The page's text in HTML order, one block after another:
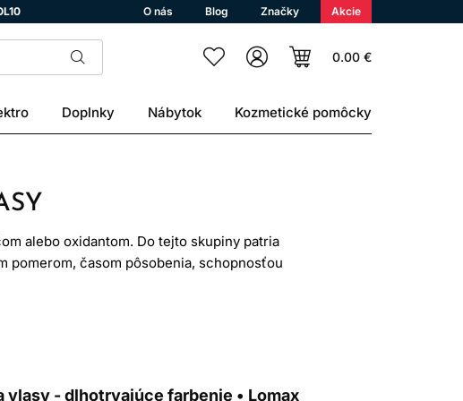
O nás Blog Značky Akcie
0.00 €
Doplnky Nábytok Kozmetické pomôcky
alebo oxidantom. Do tejto skupiny patria
pomerom, časom pôsobenia, schopnosťou
vyberať iba podľa obrázka odtieňa. Dôležitý
farbiva sa vo vlasovom vlákne menia na
vlasy - dlhotrvajúce farbenie • Lomax